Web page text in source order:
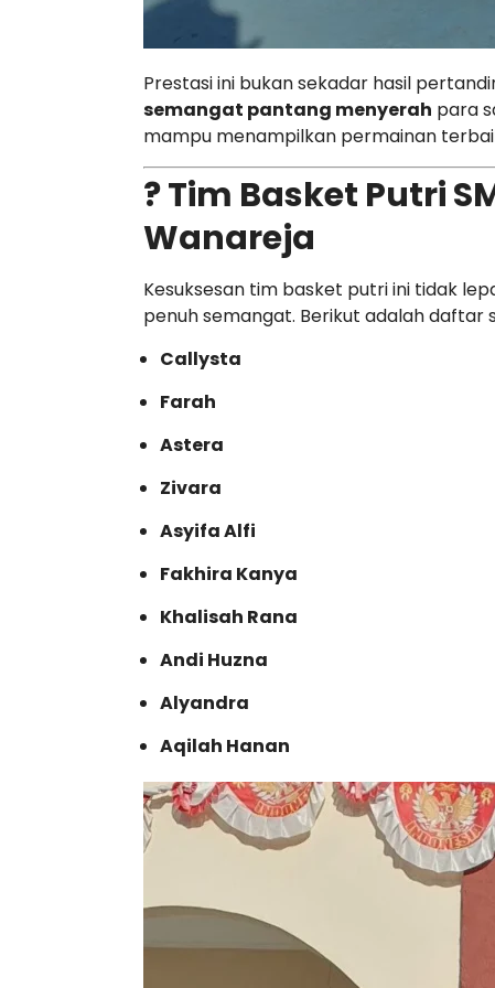
Prestasi ini bukan sekadar hasil
semangat pantang menyerah para
mampu menampilkan permainan
? Tim Basket Putri
Wanareja
Kesuksesan tim basket putri ini tidak
penuh semangat. Berikut adalah daftar
Callysta
Farah
Astera
Zivara
Asyifa Alfi
Fakhira Kanya
Khalisah Rana
Andi Huzna
Alyandra
Aqilah Hanan